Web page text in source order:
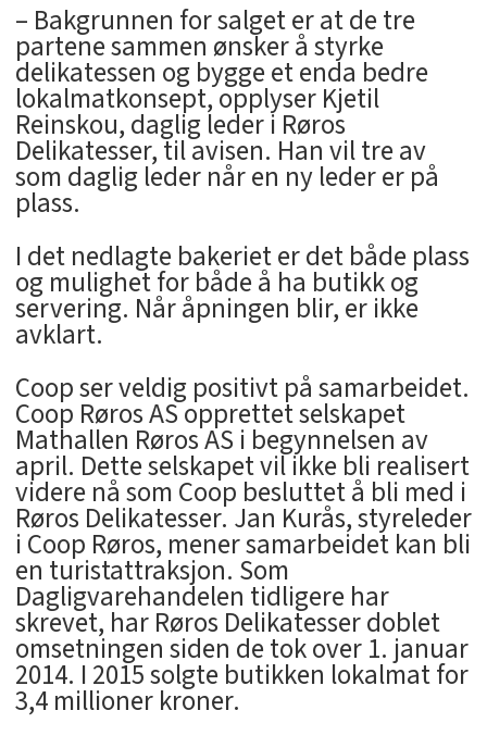
– Bakgrunnen for salget er at de tre
partene sammen ønsker å styrke
delikatessen og bygge et enda bedre
lokalmatkonsept, opplyser Kjetil
Reinskou, daglig leder i Røros
Delikatesser, til avisen. Han vil tre av
som daglig leder når en ny leder er på
plass.
I det nedlagte bakeriet er det både plass
og mulighet for både å ha butikk og
servering. Når åpningen blir, er ikke
avklart.
Coop ser veldig positivt på samarbeidet.
Coop Røros AS opprettet selskapet
Mathallen Røros AS i begynnelsen av
april. Dette selskapet vil ikke bli realisert
videre nå som Coop besluttet å bli med i
Røros Delikatesser. Jan Kurås, styreleder
i Coop Røros, mener samarbeidet kan bli
en turistattraksjon. Som
Dagligvarehandelen tidligere har
skrevet, har Røros Delikatesser doblet
omsetningen siden de tok over 1. januar
2014. I 2015 solgte butikken lokalmat for
3,4 millioner kroner.